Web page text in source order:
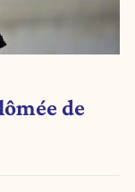
de